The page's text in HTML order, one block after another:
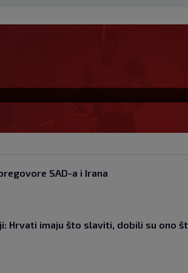
11 za Litvu? Livaja
SAD-a i Irana
Hrvati imaju što slaviti, dobili su ono